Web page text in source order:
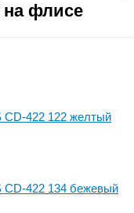
на флисе
CD-422 122 желтый
CD-422 134 бежевый